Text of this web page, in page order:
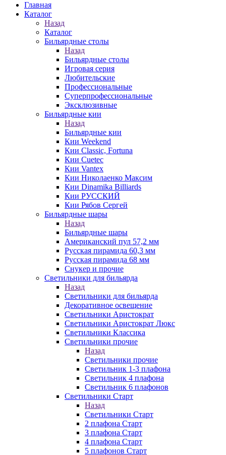
Главная
Каталог
Назад
Каталог
Бильярдные столы
Назад
Бильярдные столы
Игровая серия
Любительские
Профессиональные
Суперпрофессиональные
Эксклюзивные
Бильярдные кии
Назад
Бильярдные кии
Кии Weekend
Кии Classic, Fortuna
Кии Cuetec
Кии Vantex
Кии Николаенко Максим
Кии Dinamika Billiards
Кии РУССКИЙ
Кии Рябов Сергей
Бильярдные шары
Назад
Бильярдные шары
Американский пул 57,2 мм
Русская пирамида 60,3 мм
Русская пирамида 68 мм
Снукер и прочие
Светильники для бильярда
Назад
Светильники для бильярда
Декоративное освещение
Светильники Аристократ
Светильники Аристократ Люкс
Светильники Классика
Светильники прочие
Назад
Светильники прочие
Светильник 1-3 плафона
Светильник 4 плафона
Светильник 6 плафонов
Светильники Старт
Назад
Светильники Старт
2 плафона Старт
3 плафона Старт
4 плафона Старт
5 плафонов Старт